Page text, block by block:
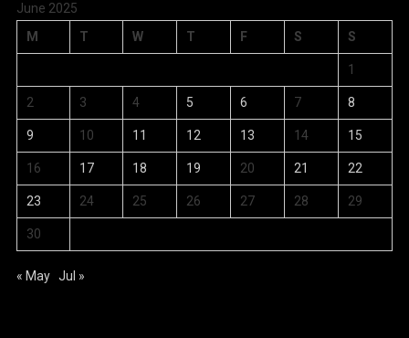
June 2025
M
T W T F S S
1
2 3 4 5 6 7 8
9 10 11 12 13 14 15
16 17 18 19 20 21 22
23 24 25 26 27 28 29
30
« May Jul »